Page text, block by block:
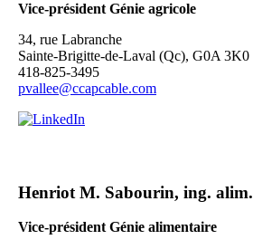
Vice-président Génie agricole
34, rue Labranche
Sainte-Brigitte-de-Laval (Qc), G0A 3K0
418-825-3495
pvallee@ccapcable.com
Henriot M. Sabourin, ing. alim.
Vice-président Génie alimentaire